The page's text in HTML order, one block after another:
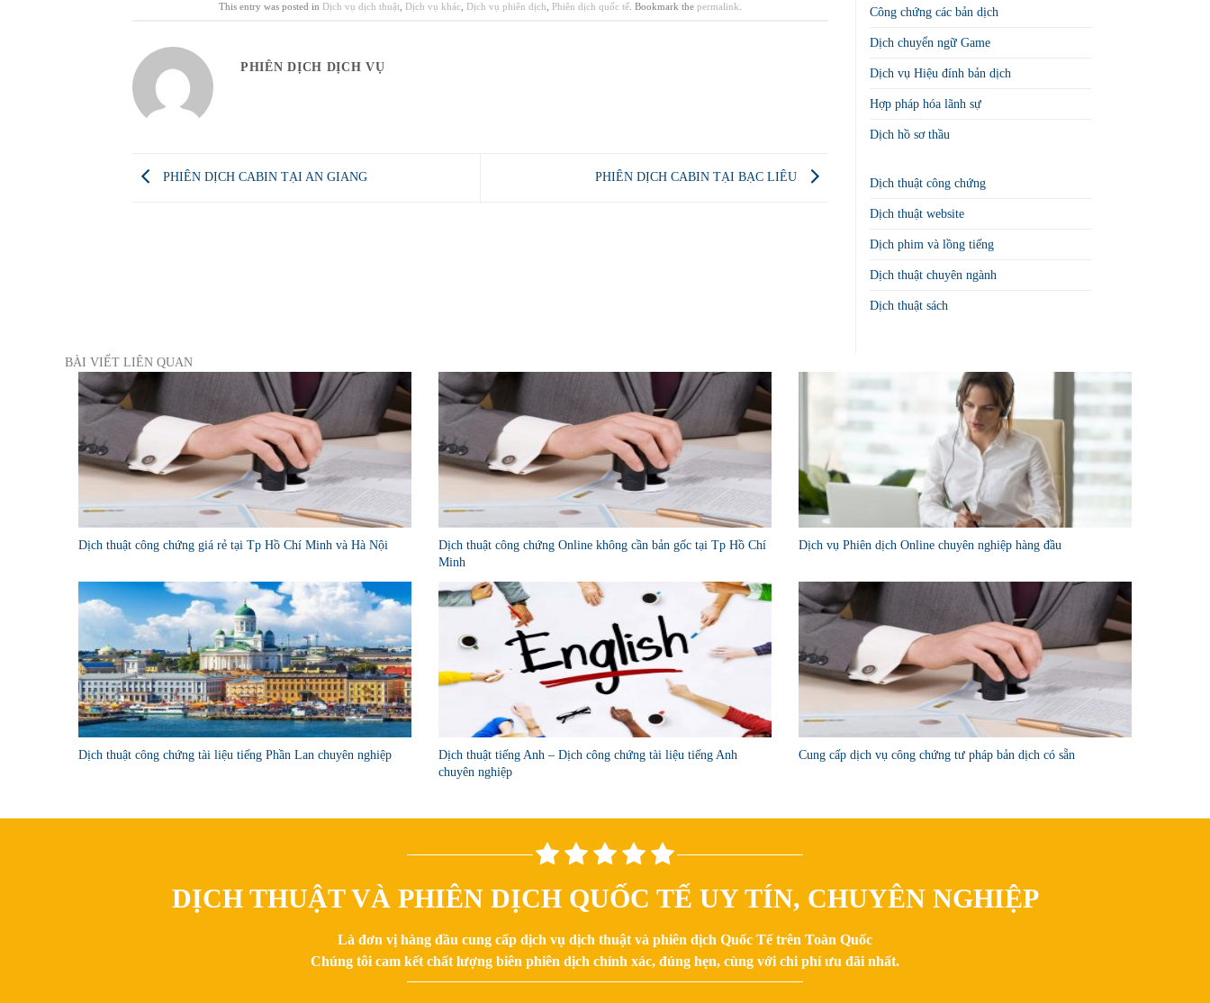
This entry was posted in Dịch vụ dịch thuật, Dịch vụ khác, Dịch vụ phiên dịch, Phiên dịch quốc tế. Bookmark the permalink.
PHIÊN DỊCH DỊCH VỤ
PHIÊN DỊCH CABIN TẠI AN GIANG PHIÊN DỊCH CABIN TẠI BẠC LIÊU
Công chứng các bản dịch
Dịch chuyển ngữ Game
Dịch vụ Hiệu đính bản dịch
Hợp pháp hóa lãnh sự
Dịch hồ sơ thầu
Dịch thuật công chứng
Dịch thuật website
Dịch phim và lồng tiếng
Dịch thuật chuyên ngành
Dịch thuật sách
BÀI VIẾT LIÊN QUAN
Dịch thuật công chứng giá rẻ tại Tp Hồ Chí Minh và Hà Nội
Dịch thuật công chứng Online không cần bản gốc tại Tp Hồ Chí
Minh
Dịch vụ Phiên dịch Online chuyên nghiệp hàng đầu
Dịch thuật công chứng tài liệu tiếng Phần Lan chuyên nghiệp
Dịch thuật tiếng Anh – Dịch công chứng tài liệu tiếng Anh
chuyên nghiệp
Cung cấp dịch vụ công chứng tư pháp bản dịch có sẵn
DỊCH THUẬT VÀ PHIÊN DỊCH QUỐC TẾ UY TÍN, CHUYÊN NGHIỆP
Là đơn vị hàng đầu cung cấp dịch vụ dịch thuật và phiên dịch Quốc Tế trên Toàn Quốc
Chúng tôi cam kết chất lượng biên phiên dịch chính xác, đúng hẹn, cùng với chi phí ưu đãi nhất.